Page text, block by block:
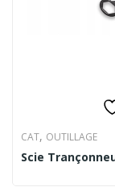
CAT, OUTILLAGE
Scie